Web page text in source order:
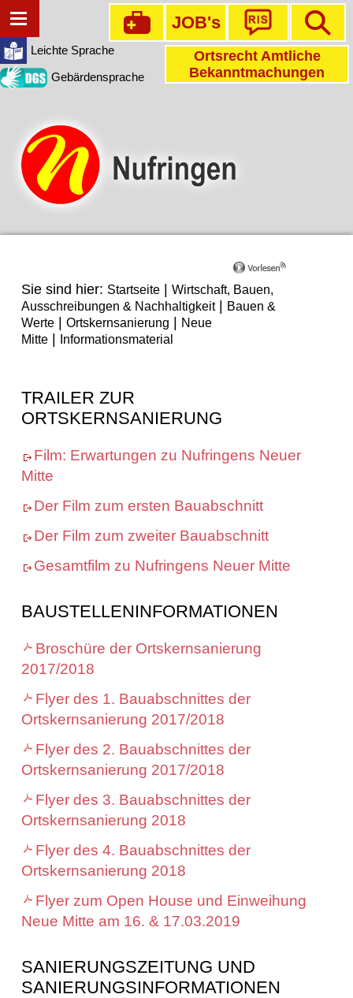
Leichte Sprache
Gebärdensprache
JOB's
Ortsrecht Amtliche
Bekanntmachungen
Sie sind hier: Startseite| Wirtschaft, Bauen,
Ausschreibungen & Nachhaltigkeit|
Bauen &
Werte| Ortskernsanierung
Neue
Mitte| Informationsmaterial
TRAILER ZUR
ORTSKERNSANIERUNG
Film: Erwartungen zu Nufringens Neuer
Mitte
Der Film zum ersten Bauabschnitt
Der Film zum zweiter Bauabschnitt
Gesamtfilm zu Nufringens Neuer Mitte
BAUSTELLENINFORMATIONEN
Broschüre der Ortskernsanierung
2017/2018
Flyer des 1. Bauabschnittes der
Ortskernsanierung 2017/2018
Flyer des 2. Bauabschnittes der
Ortskernsanierung 2017/2018
Flyer des 3. Bauabschnittes der
Ortskernsanierung 2018
Flyer des 4. Bauabschnittes der
Ortskernsanierung 2018
Flyer zum Open House und Einweihung
Neue Mitte am 16. & 17.03.2019
SANIERUNGSZEITUNG UND
SANIERUNGSINFORMATIONEN